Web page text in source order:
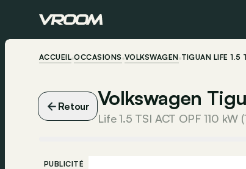
ACCUEIL OCCASIONS VOLKSWAGEN TIGUAN LIFE 1.5
Retour Volkswagen
Life 1.5 TSI ACT OPF 110 kW
PUBLICITÉ